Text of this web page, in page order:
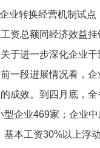
业转换经营机制试点
资总额同经济效益
于进一步深化企业
一段进展情况看，
成效。到四月底，
企业469家；企业
本工资30%以上浮